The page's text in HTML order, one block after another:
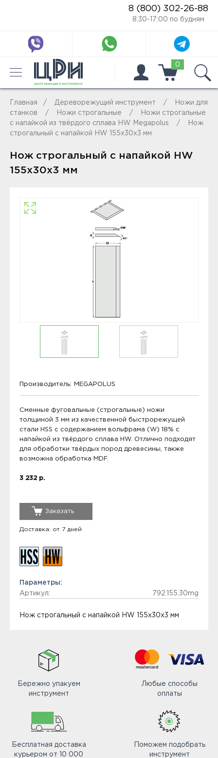
8 (800) 302-26-88
8:30-17:00 по будням
0
Главная Дереворежущий инструмент
Ножи для
станков
Ножи строгальные
Ножи строгальные
с напайкой из твёрдого сплава HW Megapolus
Нож
строгальный с напайкой HW 155x30x3 мм
Нож строгальный с напайкой HW
155x30x3 мм
Производитель: MEGAPOLUS
Сменные фуговальные (строгальные) ножи
толщиной 3 мм из качественной быстрорежущей
стали HSS с содержанием вольфрама (W) 18% с
напайкой из твёрдого сплава HW. Отлично подходят
для обработки твёрдых пород древесины, также
возможна обработка MDF.
3 232 р.
Заказать
Доставка: от 7 дней
Параметры:
Артикул:
792.155.30mg
Нож строгальный с напайкой HW 155x30x3 мм
Бережно упакуем
инструмент
Любые способы
оплаты
Бесплатная доставка
курьером от 10 000
Поможем подобрать
инструмент